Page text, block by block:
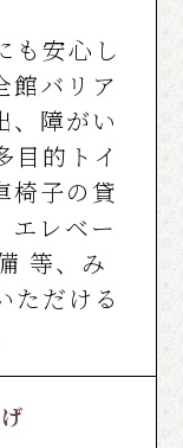
も安心し
館バリア
、障がい
目的トイ
椅子の貸
エレベー
等、み
ただける